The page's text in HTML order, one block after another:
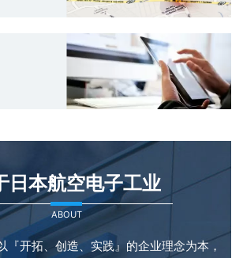
日本航空电子工业
ABOUT
『开拓、创造、实践』的企业理念为本，